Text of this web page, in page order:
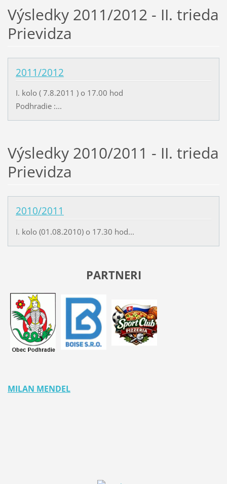
Výsledky 2011/2012 - II. trieda
Prievidza
2011/2012
I. kolo ( 7.8.2011 ) o 17.00 hod
Podhradie :...
Výsledky 2010/2011 - II. trieda
Prievidza
2010/2011
I. kolo (01.08.2010) o 17.30 hod...
PARTNERI
MILAN MENDEL